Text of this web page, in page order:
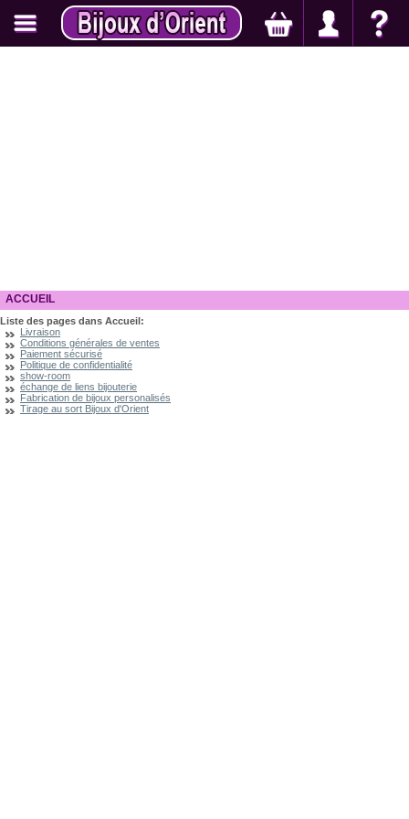
ACCUEIL
Liste des pages dans Accueil:
Livraison
Conditions générales de ventes
Paiement sécurisé
Politique de confidentialité
show-room
échange de liens bijouterie
Fabrication de bijoux personalisés
Tirage au sort Bijoux d'Orient